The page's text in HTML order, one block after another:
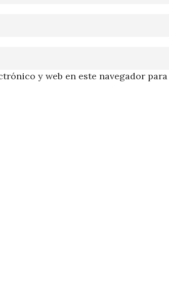
y web en este navegador